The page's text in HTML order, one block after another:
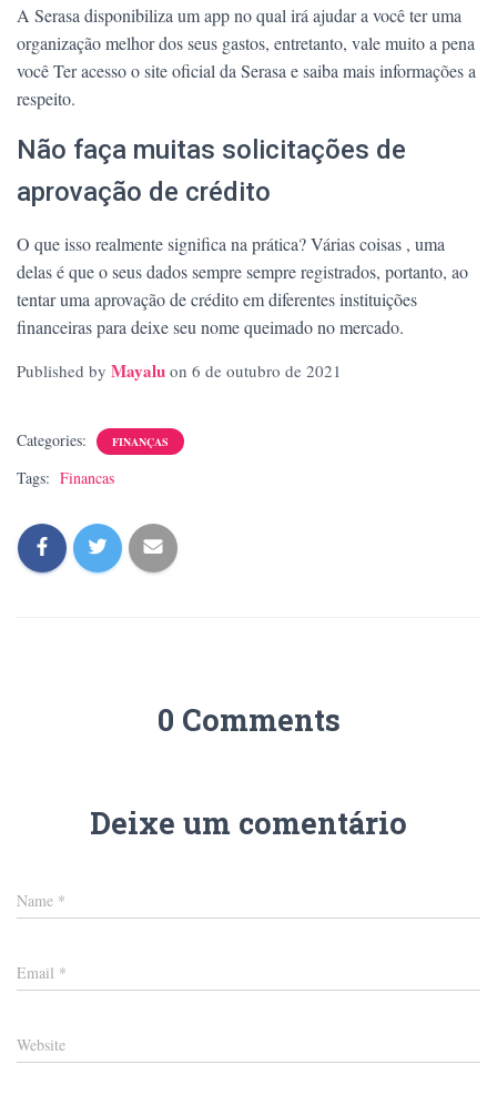
A Serasa disponibiliza um app no qual irá ajudar a você ter uma
organização melhor dos seus gastos, entretanto, vale muito a pena
você Ter acesso o site oficial da Serasa e saiba mais informações a
respeito.
Não faça muitas solicitações de
aprovação de crédito
O que isso realmente significa na prática? Várias coisas , uma
delas é que o seus dados sempre sempre registrados, portanto, ao
tentar uma aprovação de crédito em diferentes instituições
financeiras para deixe seu nome queimado no mercado.
Published by Mayalu on 6 de outubro de 2021
Categories: FINANÇAS
Tags: Financas
0 Comments
Deixe um comentário
Name *
Email *
Website